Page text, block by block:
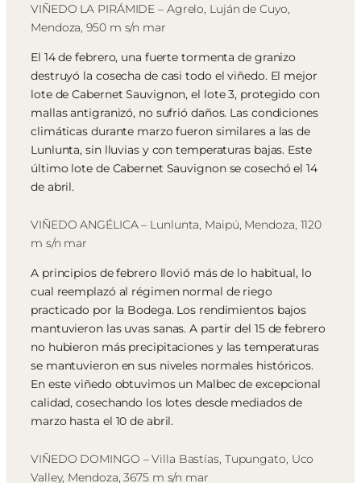
VIÑEDO LA PIRÁMIDE – Agrelo, Luján de Cuyo,
Mendoza, 950 m s/n mar
El 14 de febrero, una fuerte tormenta de granizo
destruyó la cosecha de casi todo el viñedo. El mejor
lote de Cabernet Sauvignon, el lote 3, protegido con
mallas antigranizó, no sufrió daños. Las condiciones
climáticas durante marzo fueron similares a las de
Lunlunta, sin lluvias y con temperaturas bajas. Este
último lote de Cabernet Sauvignon se cosechó el 14
de abril.
VIÑEDO ANGÉLICA – Lunlunta, Maipú, Mendoza, 1120
m s/n mar
A principios de febrero llovió más de lo habitual, lo
cual reemplazó al régimen normal de riego
practicado por la Bodega. Los rendimientos bajos
mantuvieron las uvas sanas. A partir del 15 de febrero
no hubieron más precipitaciones y las temperaturas
se mantuvieron en sus niveles normales históricos.
En este viñedo obtuvimos un Malbec de excepcional
calidad, cosechando los lotes desde mediados de
marzo hasta el 10 de abril.
VIÑEDO DOMINGO – Villa Bastías, Tupungato, Uco
Valley, Mendoza, 3675 m s/n mar